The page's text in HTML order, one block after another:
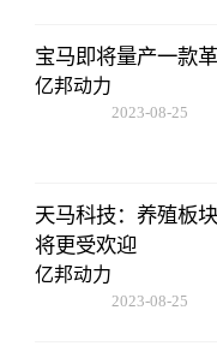
宝马即将量产一款
亿邦动力
2023-08-25
天马科技：养殖板
将更受欢迎
亿邦动力
2023-08-25